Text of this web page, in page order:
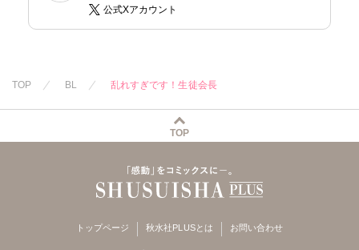
公式Xアカウント
TOP BL 乱れすぎです！生徒会長
TOP
トップページ 秋水社PLUSとは お問い合わせ